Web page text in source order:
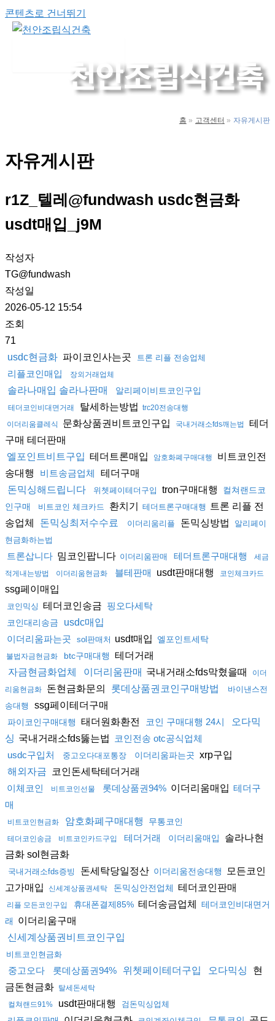
콘텐츠로 건너뛰기
홈 고객센터 자유게시판
자유게시판
r1Z_텔레@fundwash usdc현금화
usdt매입_j9M
작성자
TG@fundwash
작성일
2026-05-12 15:54
조회
71
usdc현금화 파이코인사는곳 트론 리플 전송업체
리플코인매입 장외거래업체
솔라나매입 솔라나판매 알리페이비트코인구입
테더코인비대면거래 탈세하는방법 trc20전송대행
이더리움클레식
문화상품권비트코인구입 국내거래소fds깨는법
테더
구매 테더판매
엘포인트비트구입 테더트론매입 암호화폐구매대행
비트코인전
송대행
비트송금업체 테더구매
돈믹싱해드립니다 위쳇페이테더구입 tron구매대행
컬쳐랜드코
인구매
비트코인 체크카드 환치기 테더트론구매대행
트론 리플 전
송업체
돈믹싱최저수수료 이더리움리플 돈믹싱방법
알리페이
현금화하는법
트론삽니다 밈코인팝니다 이더리움판매 테더트론구매대행
세금
적게내는방법
이더리움현금화 블테판매 usdt판매대행 코인체크카드
ssg페이매입
코인믹싱 테더코인송금 핑오다세탁
코인대리송금
usdc매입
이더리움파는곳
sol판매처 usdt매입 엘포인트세탁
불법자금현금화 btc구매대행 테더거래
자금현금화업체 이더리움판매 국내거래소fds막혔을때
이더
리움현금화
돈현금화문의 롯데상품권코인구매방법
바이낸스전
송대행
ssg페이테더구매
파이코인구매대행 태더원화환전 코인 구매대행 24시
오다믹
싱 국내거래소fds뚫는법 코인전송 otc공식업체
usdc구입처
중고오다대포통장 이더리움파는곳 xrp구입
해외자금 코인돈세탁테더거래
이체코인 비트코인선물 롯데상품권94% 이더리움매입 테더구
매
비트코인현금화 암호화폐구매대행 무통코인
테더코인송금 비트코인카드구입 테더거래 이더리움매입
솔라나현
금화 sol현금화
국내거래소fds증빙 돈세탁당일정산 이더리움전송대행
모든코인
고가매입
신세계상품권세탁 돈믹싱안전업체 테더코인판매
리플 모든코인구입 휴대폰결제85% 테더송금업체
테더코인비대면거
래
이더리움구매
신세계상품권비트코인구입
비트코인현금화
중고오다 롯데상품권94% 위쳇페이테더구입 오다믹싱
현
금돈현금화 탈세돈세탁
컬쳐랜드91%
usdt판매대행 검돈믹싱업체